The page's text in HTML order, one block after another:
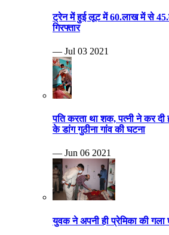
ट्रेन में हुई लूट में 60.लाख में से
गिरफ्तार
— Jul 03 2021
पति करता था शक, पत्नी ने कर दी
के डांग गुठीना गांव की घटना
— Jun 06 2021
युवक ने अपनी ही प्रेमिका की गला